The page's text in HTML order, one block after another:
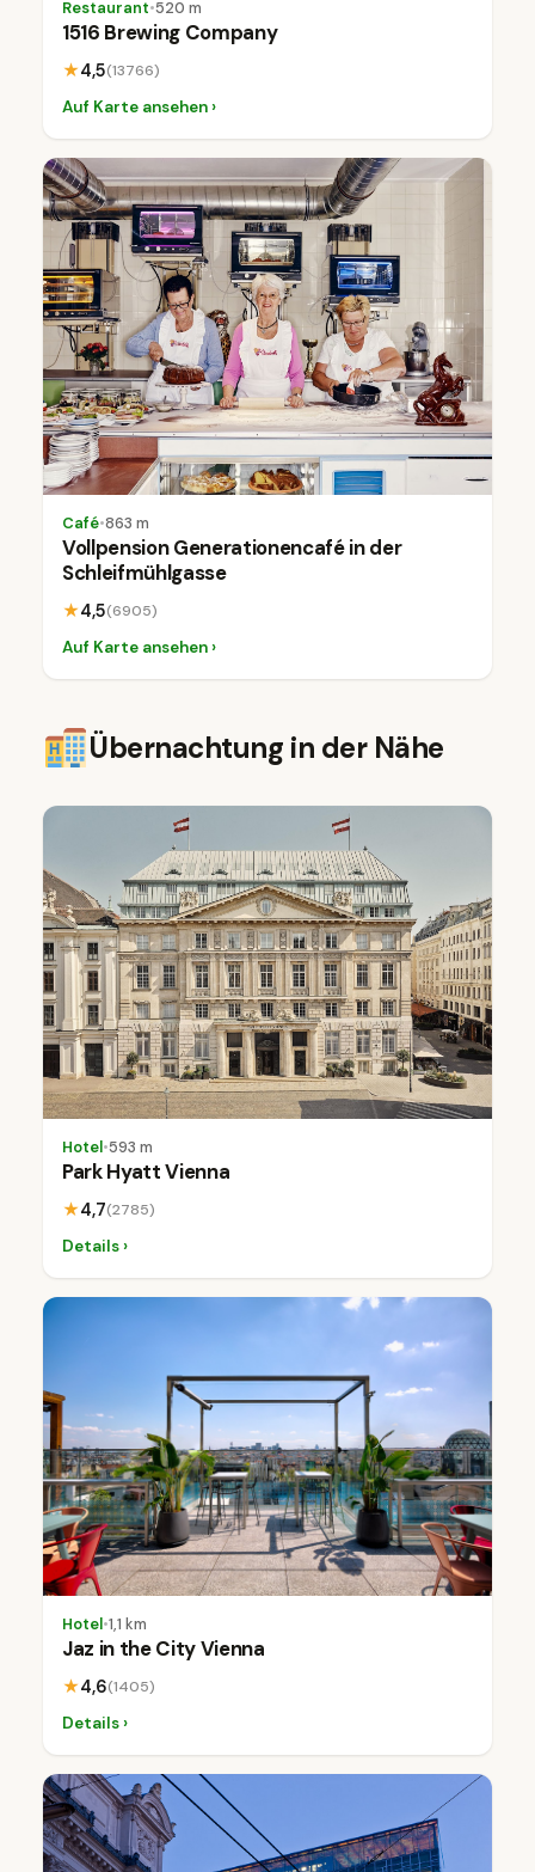
Restaurant•520 m
1516 Brewing Company
★4,5(13766)
Auf Karte ansehen ›
Café•863 m
Vollpension Generationencafé in der
Schleifmühlgasse
★4,5(6905)
Auf Karte ansehen ›
Übernachtung in der Nähe
Hotel•593 m
Park Hyatt Vienna
★4,7(2785)
Details ›
Hotel•1,1 km
Jaz in the City Vienna
★4,6(1405)
Details ›